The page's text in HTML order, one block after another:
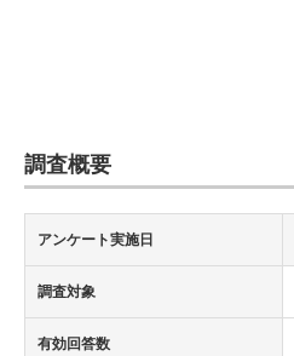
調査概要
アンケート実施日
調査対象
有効回答数